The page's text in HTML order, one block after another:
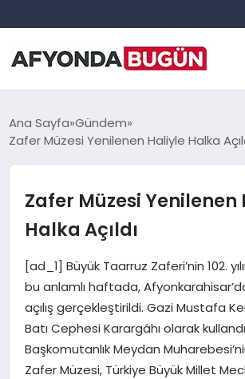
ANASAYFA
EĞITIM
EKONOMI
Ana Sayfa Gündem
Zafer Müzesi Yenilenen Haliyle Halka
Zafer Müzesi Yenilenen
Halka Açıldı
[ad_1] Büyük Taarruz Zaferi’nin 102.
bu anlamlı haftada,
açılış gerçekleştirildi. Gazi Mustafa
Batı Cephesi Karargâhı olarak
Başkomutanlık Meydan
Zafer Müzesi, Türkiye Büyük Millet